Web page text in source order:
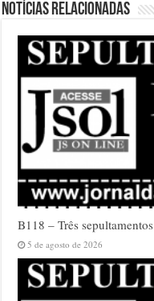
Notícias relacionadas
B118 – Três
5 de agosto de 2026